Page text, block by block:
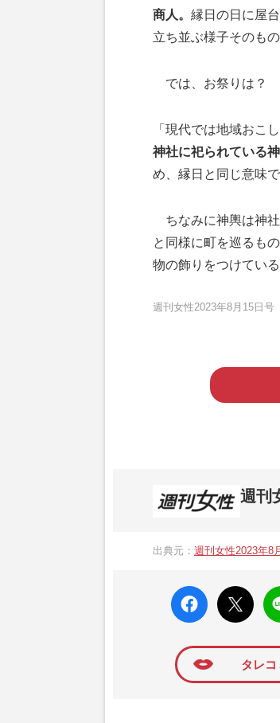
商人。 縁日の日に屋
立ち並ぶ様子そのも
では、お祭りは？
「現代では地域おこ
神社に祀られている
め、縁日と同じ意味
ちなみに神輿は神
と同様に町を巡るも
物の飾りをつけている
週刊女性2023年8月15日号
週刊
母”が抱える400万円超の“
出典元： 週刊女性2023年8
faceboo
k いい
ね
X ポス
ト
LINE
タレコ